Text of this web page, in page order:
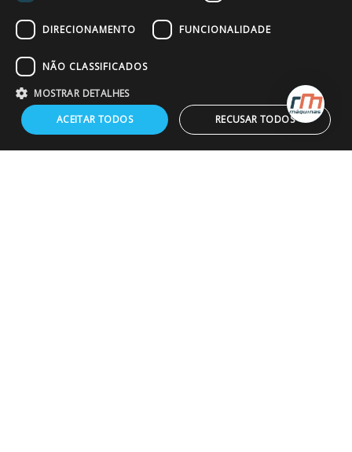
Segurança e privacidade
Política e privacidade
AJUDA E SUPORTE
Trocas e devoluções
Fale conosco
DIRECIONAMENTO FUNCIONALIDADE
NÃO CLASSIFICADOS
MOSTRAR DETALHES
ACEITAR TODOS
RECUSAR TODOS